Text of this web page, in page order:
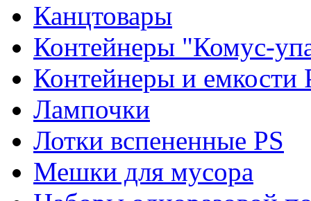
Канцтовары
Контейнеры "Комус-
Контейнеры и емкости
Лампочки
Лотки вспененные PS
Мешки для мусора